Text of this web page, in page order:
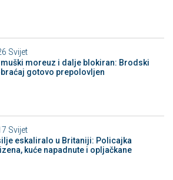
Svijet
moreuz i dalje blokiran: Brodski
gotovo prepolovljen
Svijet
eskaliralo u Britaniji: Policajka
kuće napadnute i opljačkane